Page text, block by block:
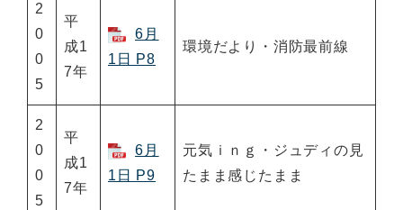
2
0
0
5
平
成1
7年
6月
1日 P8
環境だより・消防最前線
2
0
0
5
平
成1
7年
6月
1日 P9
元気ｉｎｇ・ジュディの見
たまま感じたまま